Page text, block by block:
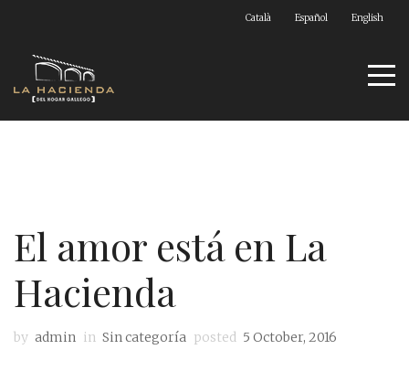
Català Español English
El amor está en La
Hacienda
by admin in Sin categoría posted 5 October, 2016